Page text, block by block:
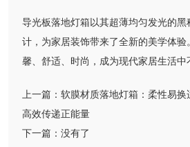
导光板落地灯箱以其超薄均匀发光的
计，为家居装饰带来了全新的美学体
馨、舒适、时尚，成为现代家居生活中
上一篇： 软膜材质落地灯箱：柔性易
高效传递正能量
下一篇： 没有了